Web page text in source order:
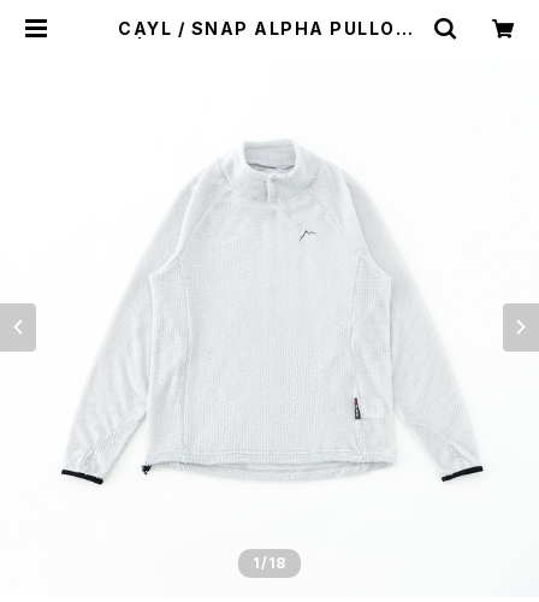
CAYL / SNAP ALPHA PULLOVE
1/18